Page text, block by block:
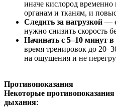
иначе кислород временно
органам и тканям, и
Следить за нагрузкой —
нужно снизить скорость
Начинать с 5–10 минут в
время тренировок до
на ощущения и не
Противопоказания
Некоторые
дыхания: